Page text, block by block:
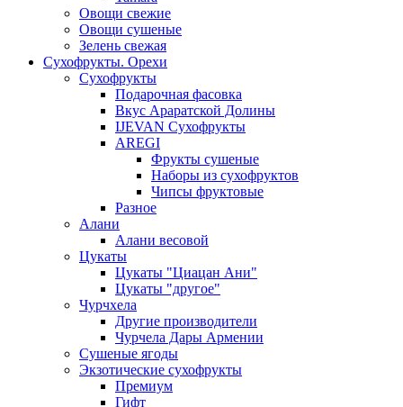
Овощи свежие
Овощи сушеные
Зелень свежая
Сухофрукты. Орехи
Сухофрукты
Подарочная фасовка
Вкус Араратской Долины
IJEVAN Сухофрукты
AREGI
Фрукты сушеные
Наборы из сухофруктов
Чипсы фруктовые
Разное
Алани
Алани весовой
Цукаты
Цукаты "Циацан Ани"
Цукаты "другое"
Чурчхела
Другие производители
Чурчела Дары Армении
Сушеные ягоды
Экзотические сухофрукты
Премиум
Гифт